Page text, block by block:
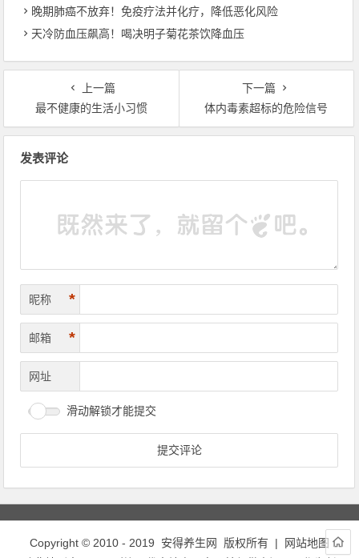
晚期肺癌不放弃！免疫疗法并化疗，降低恶化风险
天冷防血压飙高！喝决明子菊花茶饮降血压
上一篇
最不健康的生活小习惯
下一篇
体内毒素超标的危险信号
发表评论
昵称 *
邮箱 *
网址
滑动解锁才能提交
Copyright © 2010 - 2019 安得养生网 版权所有 |
网站地图